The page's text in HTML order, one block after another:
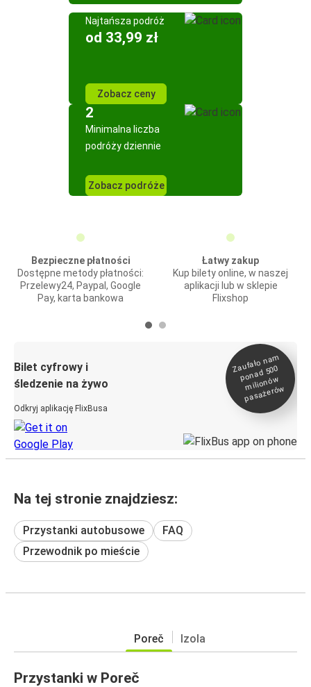
Najtańsza podróż
od 33,99 zł
Zobacz ceny
2
Minimalna liczba
podróży dziennie
Zobacz podróże
Bezpieczne płatności
Dostępne metody płatności:
Przelewy24, Paypal, Google
Pay, karta bankowa
Łatwy zakup
Kup bilety online, w naszej
aplikacji lub w sklepie
Flixshop
Bilet cyfrowy i
śledzenie na żywo
Odkryj aplikację FlixBusa
Zaufało na
m
ponad 500
milionó
w
pasażeró
w
Na tej stronie znajdziesz:
Przystanki autobusowe
FAQ
Przewodnik po mieście
Poreč Izola
Przystanki w Poreč